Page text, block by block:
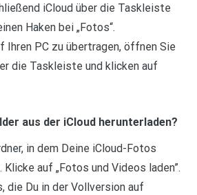
iCloud über die Taskleiste
Haken bei „Fotos“.
Ihren PC zu übertragen, öffnen Sie
die Taskleiste und klicken auf
aus der iCloud herunterladen?
in dem Deine iCloud-Fotos
auf „Fotos und Videos laden”.
die Du in der Vollversion auf